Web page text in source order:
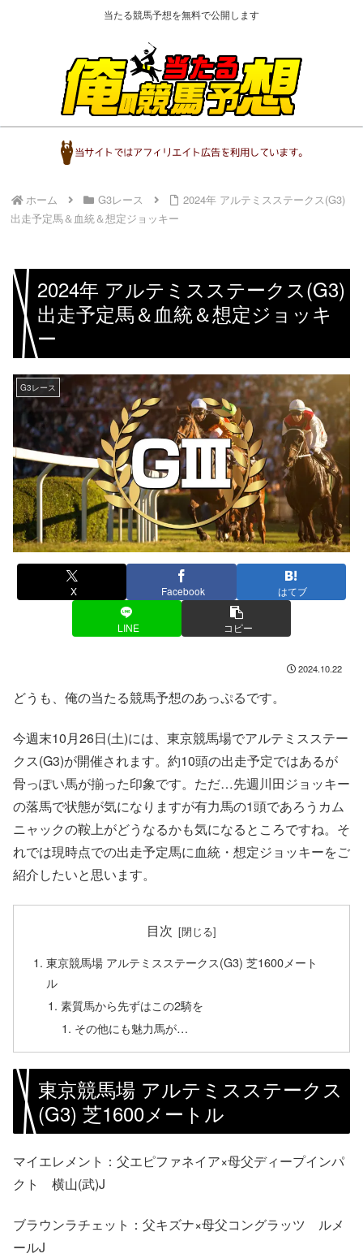
当たる競馬予想を無料で公開します
ホーム G3レース
2024年 アルテミスステークス(G3)
出走予定馬＆血統＆想定ジョッキー
2024年 アルテミスステークス(G3)
出走予定馬＆血統＆想定ジョッキ
ー
G3レース
X Facebook はてブ
LINE コピー
2024.10.22
どうも、俺の当たる競馬予想のあっぷるです。
今週末10月26日(土)には、東京競馬場でアルテミスステー
クス(G3)が開催されます。約10頭の出走予定ではあるが
骨っぽい馬が揃った印象です。ただ…先週川田ジョッキー
の落馬で状態が気になりますが有力馬の1頭であろうカム
ニャックの鞍上がどうなるかも気になるところですね。そ
れでは現時点での出走予定馬に血統・想定ジョッキーをご
紹介したいと思います。
目次
東京競馬場 アルテミスステークス(G3) 芝1600メート
ル
素質馬から先ずはこの2騎を
その他にも魅力馬が…
東京競馬場 アルテミスステークス
(G3) 芝1600メートル
マイエレメント：父エピファネイア×母父ディープインパ
クト 横山(武)J
ブラウンラチェット：父キズナ×母父コングラッツ ルメ
ールJ